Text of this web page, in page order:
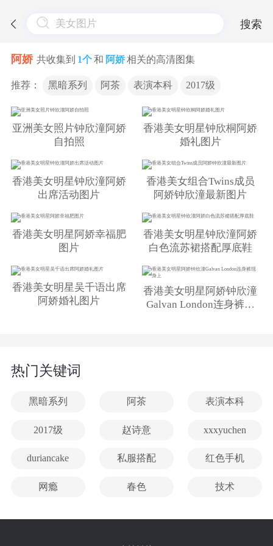
搜索
阿娇 共收集到 1个和 阿娇相关的高清图集
推荐： 黑暗系列 阿茶 表演本科 2017级
亚洲美女照片钟欣潼阿娇
自拍照
香港美女明星钟欣潼阿娇
出席活动图片
香港美女明星阿娇幸福肥
图片
香港美女明星吴千语出席
阿娇婚礼图片
香港美女明星钟欣桐阿娇
婚礼图片
香港美女组合Twins成员
阿娇钟欣潼最新图片
香港美女明星钟欣潼阿娇
白色流苏裙搭配厚底鞋
香港美女明星阿娇钟欣潼
Galvan London连身裤现
热门关键词
黑暗系列 阿茶 表演本科
2017级 赵诗意 xxxyuchen
duriancake 私服搭配 红色手机
网瘾 春色 技术